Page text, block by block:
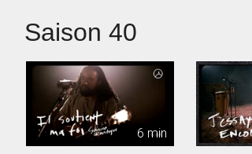
Saison 40
6 min